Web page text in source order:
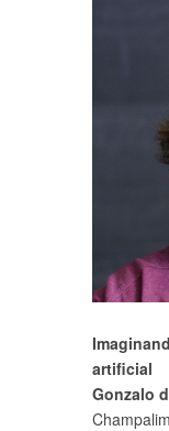
artificial
Gonzalo